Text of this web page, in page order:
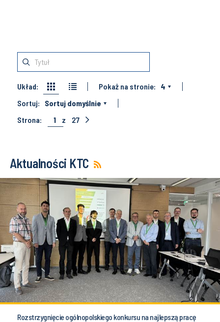
Układ: Pokaż na stronie:
4
Sortuj:
Sortuj domyślnie
Strona:
1 z 27
Aktualności KTC
Rozstrzygnięcie ogólnopolskiego konkursu na najlepszą pracę